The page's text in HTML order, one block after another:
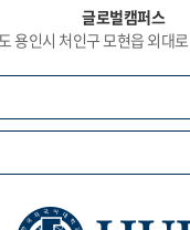
글로벌캠퍼스
용인시 처인구 모현읍 외대